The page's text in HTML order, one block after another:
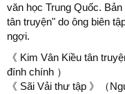
văn học Trung Quốc.
tân truyện" do ông biên
ngợi.
《 Kim Vân Kiều tân
đính chính ）
《 Sãi Vải thư tập 》（